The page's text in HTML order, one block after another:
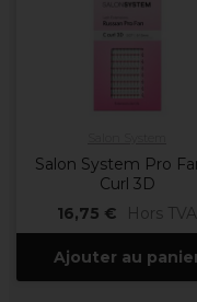
Salon System Pro
Curl 3D
16,75 €
Hors TVA
Ajouter au